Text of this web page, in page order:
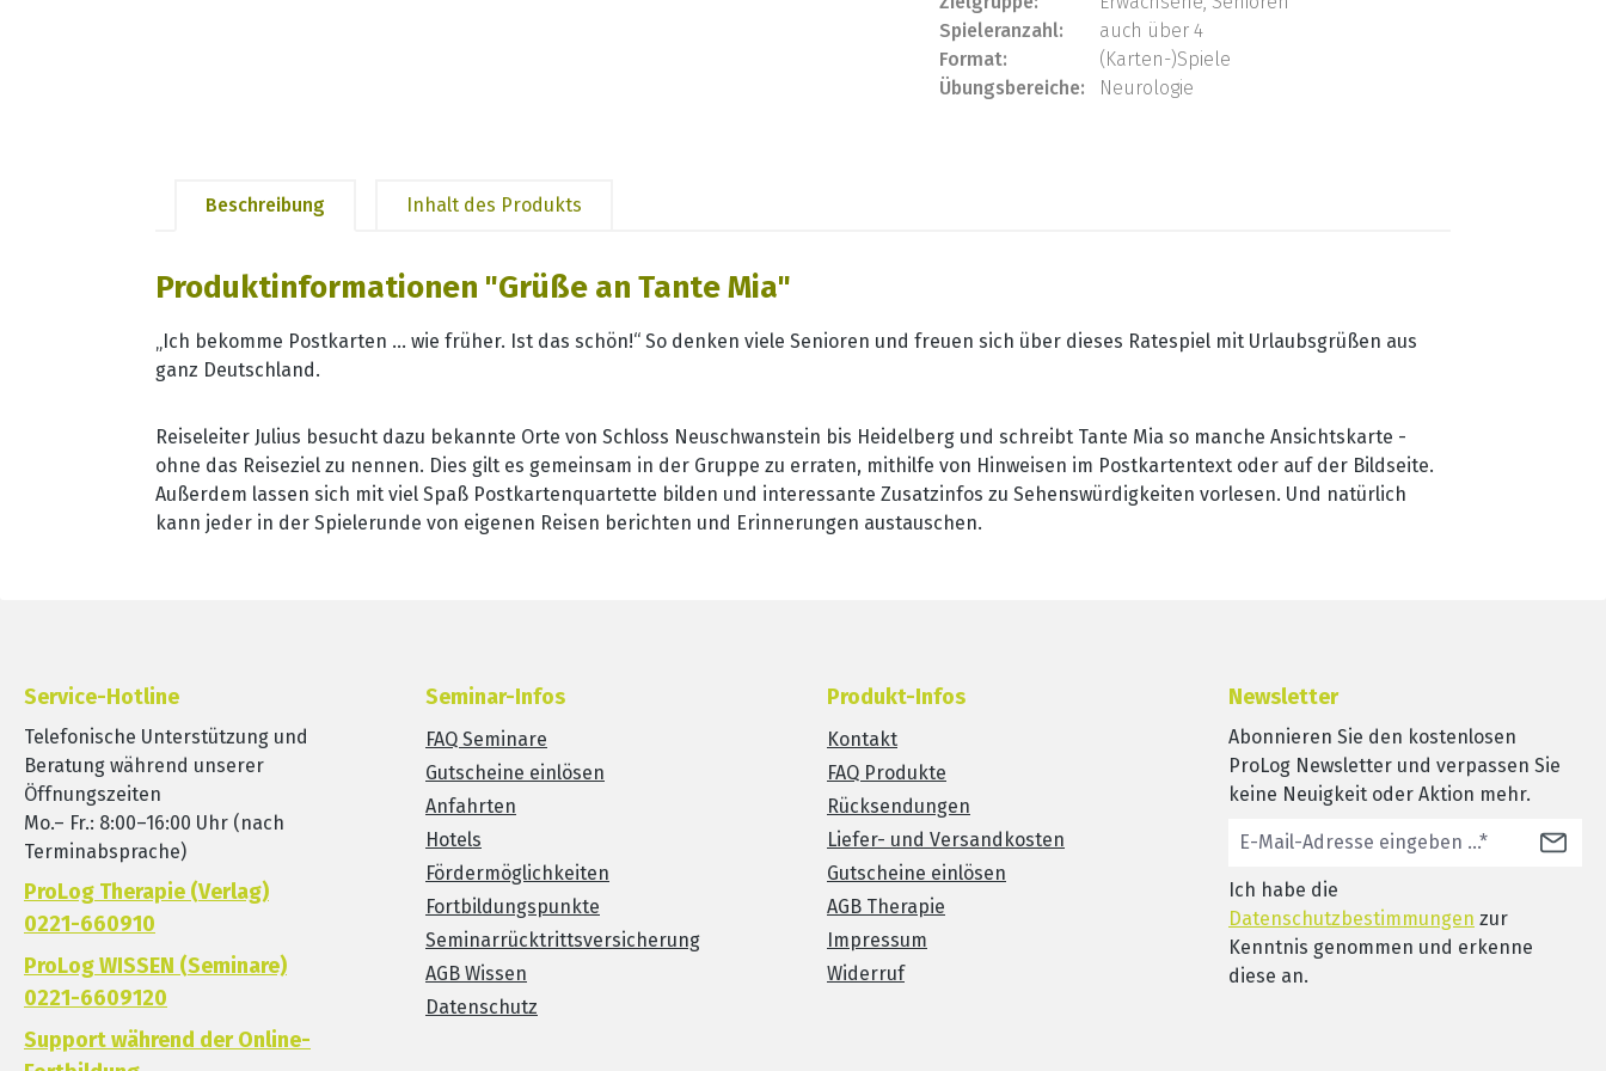
Spieleranzahl:
auch über 4
Format:
(Karten-)Spiele
Übungsbereiche:
Neurologie
Beschreibung Inhalt des Produkts
Produktinformationen "Grüße an Tante Mia"
„Ich bekomme Postkarten … wie früher. Ist das schön!“ So denken viele Senioren und freuen sich über dieses Ratespiel mit Urlaubsgrüßen aus
ganz Deutschland.
Reiseleiter Julius besucht dazu bekannte Orte von Schloss Neuschwanstein bis Heidelberg und schreibt Tante Mia so manche Ansichtskarte -
ohne das Reiseziel zu nennen. Dies gilt es gemeinsam in der Gruppe zu erraten, mithilfe von Hinweisen im Postkartentext oder auf der Bildseite.
Außerdem lassen sich mit viel Spaß Postkartenquartette bilden und interessante Zusatzinfos zu Sehenswürdigkeiten vorlesen. Und natürlich
kann jeder in der Spielerunde von eigenen Reisen berichten und Erinnerungen austauschen.
Service-Hotline
Telefonische Unterstützung und
Beratung während unserer
Öffnungszeiten
Mo.– Fr.: 8:00–16:00 Uhr (nach
Terminabsprache)
ProLog Therapie (Verlag)
0221-660910
ProLog WISSEN (Seminare)
0221-6609120
Support während der Online-
Seminar-Infos
FAQ Seminare
Gutscheine einlösen
Anfahrten
Hotels
Fördermöglichkeiten
Fortbildungspunkte
Seminarrücktrittsversicherung
AGB Wissen
Datenschutz
Produkt-Infos
Kontakt
FAQ Produkte
Rücksendungen
Liefer- und Versandkosten
Gutscheine einlösen
AGB Therapie
Impressum
Widerruf
Newsletter
Abonnieren Sie den kostenlosen
ProLog Newsletter und verpassen Sie
keine Neuigkeit oder Aktion mehr.
Ich habe die
Datenschutzbestimmungen zur
Kenntnis genommen und erkenne
diese an.